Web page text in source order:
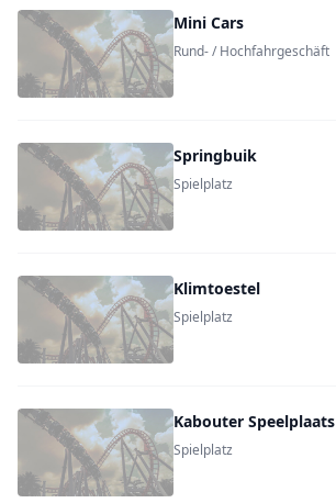
Mini Cars
Rund- / Hochfahrgeschäft
Springbuik
Spielplatz
Klimtoestel
Spielplatz
Kabouter Speelplaats
Spielplatz